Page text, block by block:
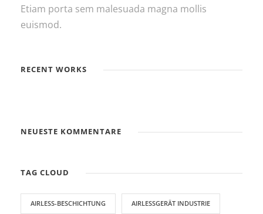
Etiam porta sem malesuada magna mollis
euismod.
RECENT WORKS
NEUESTE KOMMENTARE
TAG CLOUD
AIRLESS-BESCHICHTUNG AIRLESSGERÄT INDUSTRIE